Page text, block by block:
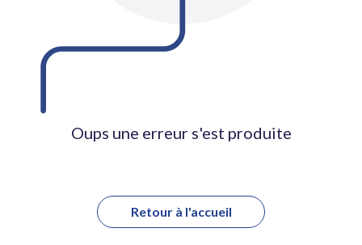
Oups une erreur s'est produite
Retour à l'accueil